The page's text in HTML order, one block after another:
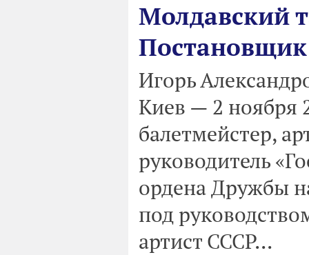
Молдавский
Игорь
Киев — 2 ноября
балетмейстер,
руководитель
ордена Дружбы
под
артист СССР...